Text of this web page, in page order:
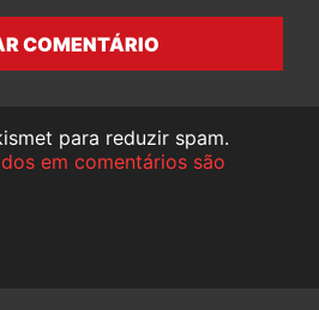
COMENTÁRIO
para reduzir spam.
em comentários são